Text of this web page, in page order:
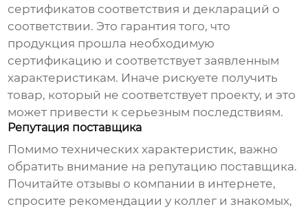
сертификатов соответствия и деклараций о
соответствии. Это гарантия того, что
продукция прошла необходимую
сертификацию и соответствует заявленным
характеристикам. Иначе рискуете получить
товар, который не соответствует проекту, и это
может привести к серьезным последствиям.
Репутация поставщика
Помимо технических характеристик, важно
обратить внимание на репутацию поставщика.
Почитайте отзывы о компании в интернете,
спросите рекомендации у коллег и знакомых,